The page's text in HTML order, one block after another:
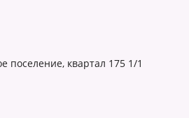
поселение, квартал 175 1/1